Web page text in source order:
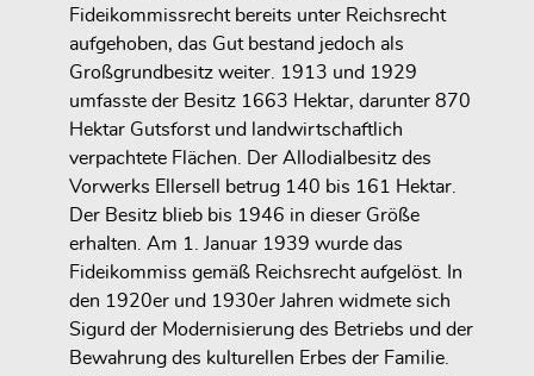
Fideikommissrecht bereits unter Reichsrecht
aufgehoben, das Gut bestand jedoch als
Großgrundbesitz weiter. 1913 und 1929
umfasste der Besitz 1663 Hektar, darunter 870
Hektar Gutsforst und landwirtschaftlich
verpachtete Flächen. Der Allodialbesitz des
Vorwerks Ellersell betrug 140 bis 161 Hektar.
Der Besitz blieb bis 1946 in dieser Größe
erhalten. Am 1. Januar 1939 wurde das
Fideikommiss gemäß Reichsrecht aufgelöst. In
den 1920er und 1930er Jahren widmete sich
Sigurd der Modernisierung des Betriebs und der
Bewahrung des kulturellen Erbes der Familie.